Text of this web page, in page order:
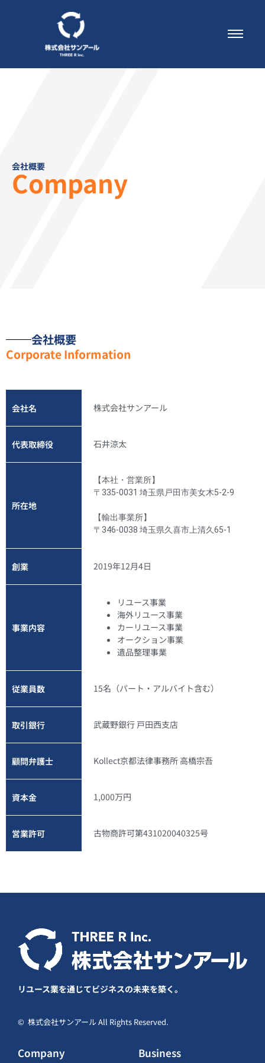
会社概要
Company
会社概要
Corporate Information
会社名 株式会社サンアール
代表取締役 石井涼太
所在地
【本社・営業所】
〒335-0031 埼玉県戸田市美女木5-2-9
【輸出事業所】
〒346-0038 埼玉県久喜市上清久65-1
創業 2019年12月4日
事業内容
リユース事業
海外リユース事業
カーリユース事業
オークション事業
遺品整理事業
従業員数 15名（パート・アルバイト含む）
取引銀行 武蔵野銀行 戸田西支店
顧問弁護士 Kollect京都法律事務所 高橋宗吾
資本金 1,000万円
営業許可 古物商許可第431020040325号
リユース業を通じてビジネスの未来を築く。
© 株式会社サンアール All Rights Reserved.
Company Business